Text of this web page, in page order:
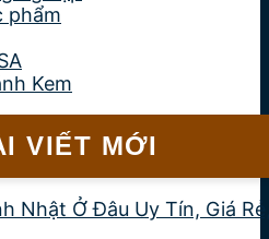
phẩm
Kem
VIẾT MỚI
Nhật Ở Đâu Uy Tín, Giá